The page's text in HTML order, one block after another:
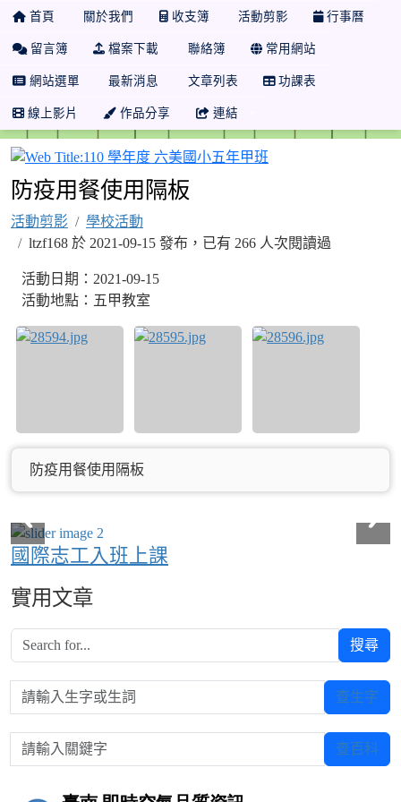
首頁 關於我們 收支簿 活動剪影 行事曆
留言簿 檔案下載 聯絡簿 常用網站
網站選單 最新消息 文章列表 功課表
線上影片 作品分享 連結
防疫用餐使用隔板
活動剪影
學校活動
ltzf168 於 2021-09-15 發布，已有 266 人次閱讀過
活動日期：2021-09-15
活動地點：五甲教室
防疫用餐使用隔板
國際志工入班上課
實用文章
搜尋
請輸入生字或生詞 查生字
請輸入關鍵字 查百科